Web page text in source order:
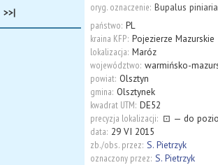
>>|
oryg. oznaczenie: Bupalus
państwo: PL
kraina KFP: Pojezierze Mazurskie
lokalizacja: Maróz
województwo: warmińsko-
powiat: Olsztyn
gmina: Olsztynek
kwadrat UTM: DE52
precyzja lokalizacji: ⊡ — do
data: 29 VI 2015
zb./obs. przez: S. Pietrzyk
oznaczony przez: S. Pietrzyk